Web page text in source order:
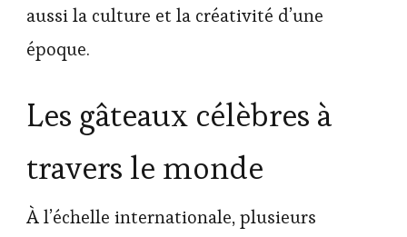
aussi la culture et la créativité d’une
époque.
Les gâteaux célèbres à
travers le monde
À l’échelle internationale, plusieurs